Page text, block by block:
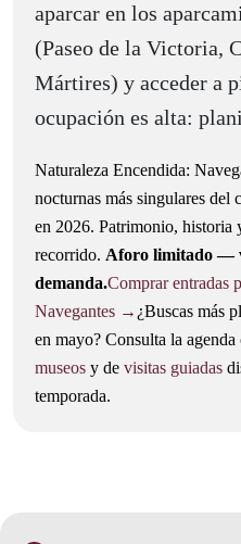
aparcar en los
(Paseo de la Victoria,
Mártires) y acceder a
ocupación es alta:
Naturaleza Encendida:
nocturnas más singulares del
en 2026. Patrimonio, historia
recorrido. Aforo limitado —
demanda.Comprar entradas
Navegantes → ¿Buscas más
en mayo? Consulta la agenda
museos y de visitas guiadas
temporada.